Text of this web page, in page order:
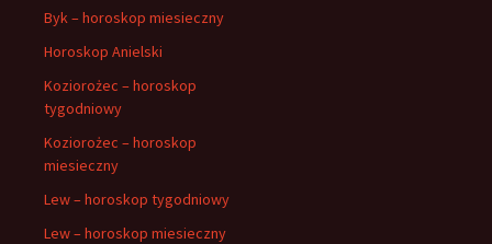
Byk – horoskop miesieczny
Horoskop Anielski
Koziorożec – horoskop
tygodniowy
Koziorożec – horoskop
miesieczny
Lew – horoskop tygodniowy
Lew – horoskop miesieczny